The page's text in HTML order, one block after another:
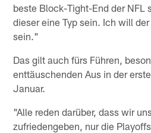
beste Block-Tight-End der NFL
dieser eine Typ sein. Ich will
sein."
Das gilt auch fürs Führen,
enttäuschenden Aus in der
Januar.
"Alle reden darüber, dass wir
zufriedengeben, nur die